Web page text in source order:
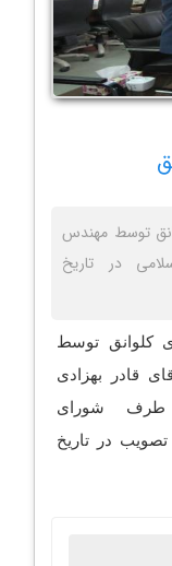
شهرداری کلوانق توسط مهندس
در تاریخ
سال 1399 شهرداری کلوانق توسط
قادر بهزادی
طرف شورای
در تاریخ